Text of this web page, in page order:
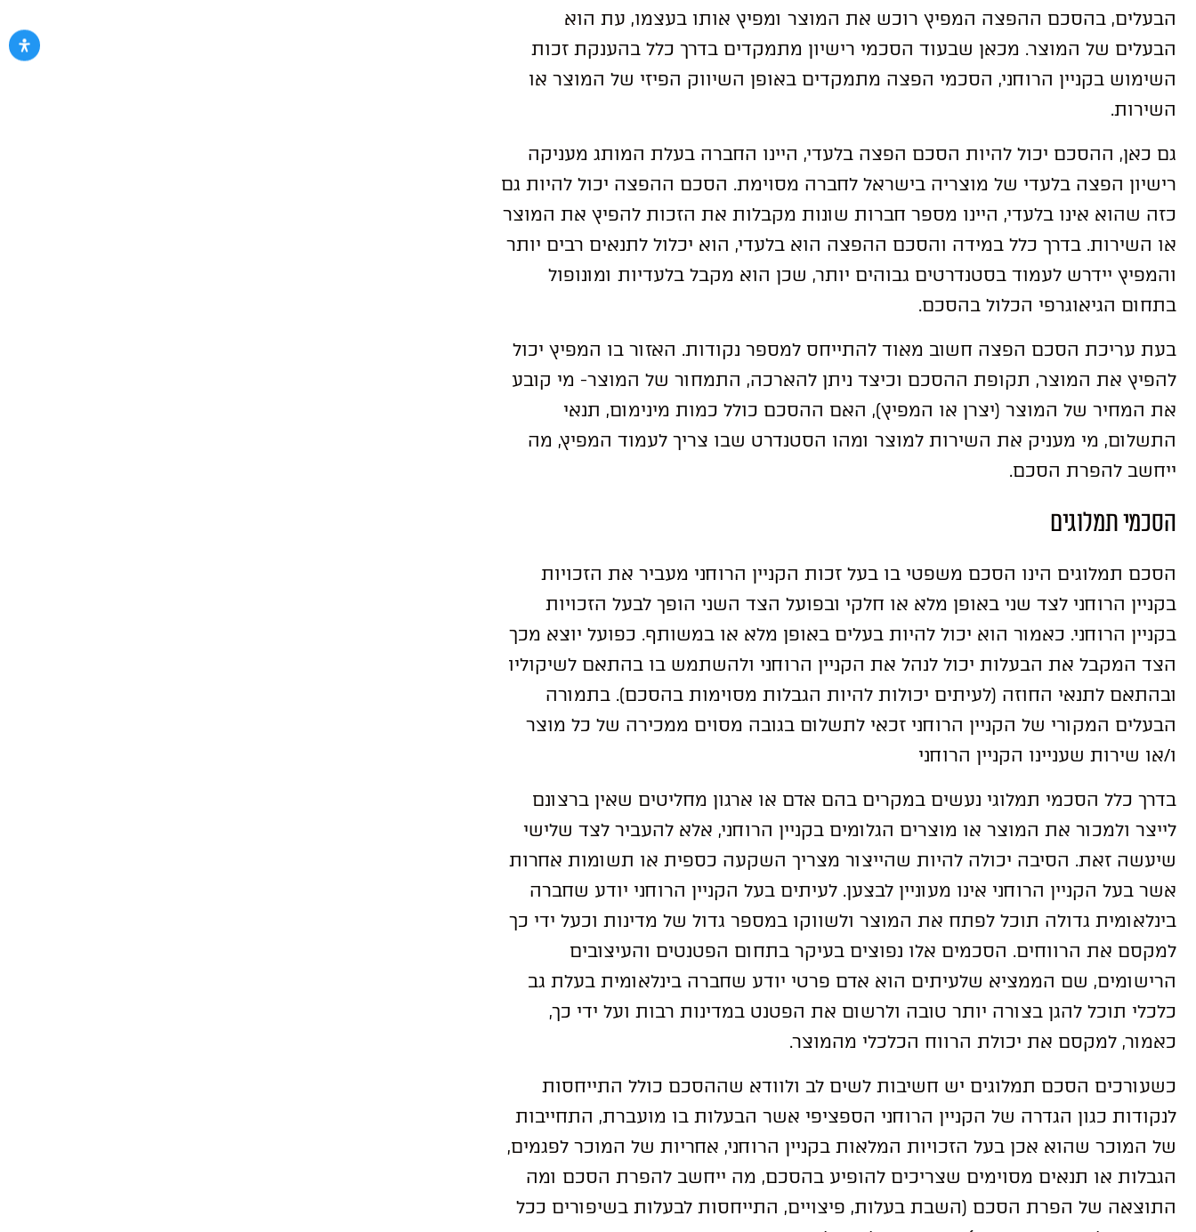
הבעלים, בהסכם ההפצה המפיץ רוכש את המוצר ומפיץ אותו בעצמו, עת הוא
הבעלים של המוצר. מכאן שבעוד הסכמי רישיון מתמקדים בדרך כלל בהענקת זכות
השימוש בקניין הרוחני, הסכמי הפצה מתמקדים באופן השיווק הפיזי של המוצר או
השירות.
גם כאן, ההסכם יכול להיות הסכם הפצה בלעדי, היינו החברה בעלת המותג מעניקה
רישיון הפצה בלעדי של מוצריה בישראל לחברה מסוימת. הסכם ההפצה יכול להיות גם
כזה שהוא אינו בלעדי, היינו מספר חברות שונות מקבלות את הזכות להפיץ את המוצר
או השירות. בדרך כלל במידה והסכם ההפצה הוא בלעדי, הוא יכלול לתנאים רבים יותר
והמפיץ יידרש לעמוד בסטנדרטים גבוהים יותר, שכן הוא מקבל בלעדיות ומונופול
בתחום הגיאוגרפי הכלול בהסכם.
בעת עריכת הסכם הפצה חשוב מאוד להתייחס למספר נקודות. האזור בו המפיץ יכול
להפיץ את המוצר, תקופת ההסכם וכיצד ניתן להארכה, התמחור של המוצר- מי קובע
את המחיר של המוצר (יצרן או המפיץ), האם ההסכם כולל כמות מינימום, תנאי
התשלום, מי מעניק את השירות למוצר ומהו הסטנדרט שבו צריך לעמוד המפיץ, מה
ייחשב להפרת הסכם.
הסכמי תמלוגים
הסכם תמלוגים הינו הסכם משפטי בו בעל זכות הקניין הרוחני מעביר את הזכויות
בקניין הרוחני לצד שני באופן מלא או חלקי ובפועל הצד השני הופך לבעל הזכויות
בקניין הרוחני. כאמור הוא יכול להיות בעלים באופן מלא או במשותף. כפועל יוצא מכך
הצד המקבל את הבעלות יכול לנהל את הקניין הרוחני ולהשתמש בו בהתאם לשיקוליו
ובהתאם לתנאי החוזה (לעיתים יכולות להיות הגבלות מסוימות בהסכם). בתמורה
הבעלים המקורי של הקניין הרוחני זכאי לתשלום בגובה מסוים ממכירה של כל מוצר
ו/או שירות שעניינו הקניין הרוחני
בדרך כלל הסכמי תמלוגי נעשים במקרים בהם אדם או ארגון מחליטים שאין ברצונם
לייצר ולמכור את המוצר או מוצרים הגלומים בקניין הרוחני, אלא להעביר לצד שלישי
שיעשה זאת. הסיבה יכולה להיות שהייצור מצריך השקעה כספית או תשומות אחרות
אשר בעל הקניין הרוחני אינו מעוניין לבצען. לעיתים בעל הקניין הרוחני יודע שחברה
בינלאומית גדולה תוכל לפתח את המוצר ולשווקו במספר גדול של מדינות וכעל ידי כך
למקסם את הרווחים. הסכמים אלו נפוצים בעיקר בתחום הפטנטים והעיצובים
הרישומים, שם הממציא שלעיתים הוא אדם פרטי יודע שחברה בינלאומית בעלת גב
כלכלי תוכל להגן בצורה יותר טובה ולרשום את הפטנט במדינות רבות ועל ידי כך,
כאמור, למקסם את יכולת הרווח הכלכלי מהמוצר.
כשעורכים הסכם תמלוגים יש חשיבות לשים לב ולוודא שההסכם כולל התייחסות
לנקודות כגון הגדרה של הקניין הרוחני הספציפי אשר הבעלות בו מועברת, התחייבות
של המוכר שהוא אכן בעל הזכויות המלאות בקניין הרוחני, אחריות של המוכר לפגמים,
הגבלות או תנאים מסוימים שצריכים להופיע בהסכם, מה ייחשב להפרת הסכם ומה
התוצאה של הפרת הסכם (השבת בעלות, פיצויים, התייחסות לבעלות בשיפורים ככל